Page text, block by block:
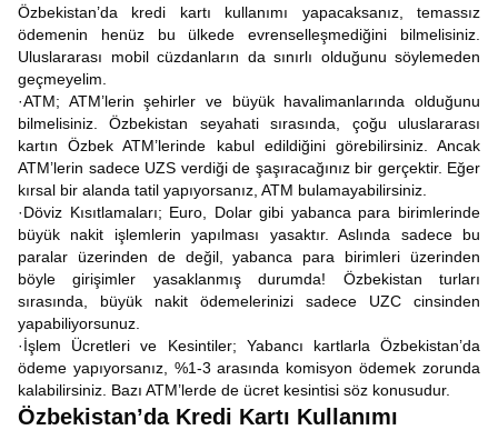
Özbekistan’da kredi kartı kullanımı yapacaksanız, temassız
ödemenin henüz bu ülkede evrenselleşmediğini bilmelisiniz.
Uluslararası mobil cüzdanların da sınırlı olduğunu söylemeden
geçmeyelim.
·ATM; ATM’lerin şehirler ve büyük havalimanlarında olduğunu
bilmelisiniz. Özbekistan seyahati sırasında, çoğu uluslararası
kartın Özbek ATM’lerinde kabul edildiğini görebilirsiniz. Ancak
ATM’lerin sadece UZS verdiği de şaşıracağınız bir gerçektir. Eğer
kırsal bir alanda tatil yapıyorsanız, ATM bulamayabilirsiniz.
·Döviz Kısıtlamaları; Euro, Dolar gibi yabanca para birimlerinde
büyük nakit işlemlerin yapılması yasaktır. Aslında sadece bu
paralar üzerinden de değil, yabanca para birimleri üzerinden
böyle girişimler yasaklanmış durumda! Özbekistan turları
sırasında, büyük nakit ödemelerinizi sadece UZC cinsinden
yapabiliyorsunuz.
·İşlem Ücretleri ve Kesintiler; Yabancı kartlarla Özbekistan’da
ödeme yapıyorsanız, %1-3 arasında komisyon ödemek zorunda
kalabilirsiniz. Bazı ATM’lerde de ücret kesintisi söz konusudur.
Özbekistan’da Kredi Kartı Kullanımı